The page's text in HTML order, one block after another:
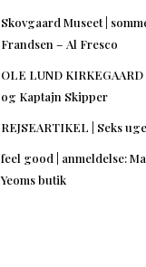
Skovgaard Museet |
Frandsen – Al Fresco
OLE LUND
og Kaptajn Skipper
REJSEARTIKEL | Seks
feel good | anmeldelse:
Yeoms butik